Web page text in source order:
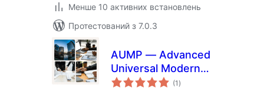
Менше 10 активних встановлень
Протестований з 7.0.3
AUMP — Advanced
Universal Modern
Portfolio & Gallery
(1 загальний
рейтинг
)